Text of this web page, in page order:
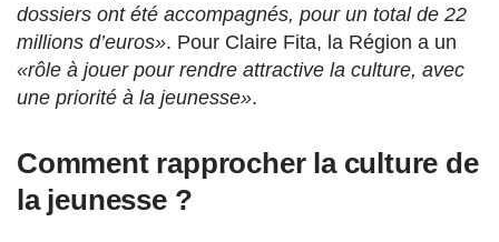
dossiers ont été accompagnés, pour un total de 22
millions d’euros». Pour Claire Fita, la Région a un
«rôle à jouer pour rendre attractive la culture, avec
une priorité à la jeunesse».
Comment rapprocher la culture de
la jeunesse ?